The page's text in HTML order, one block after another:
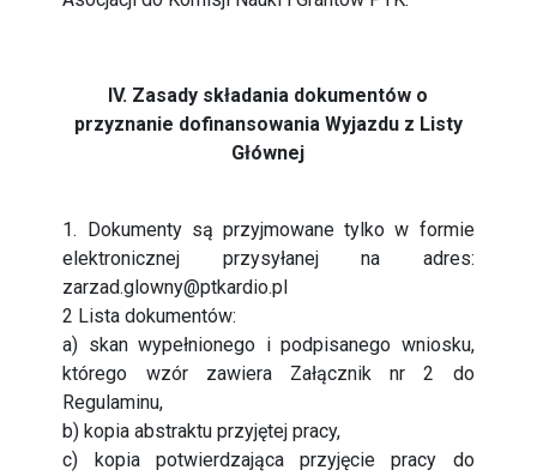
IV. Zasady składania dokumentów o
przyznanie dofinansowania Wyjazdu z Listy
Głównej
1. Dokumenty są przyjmowane tylko w formie
elektronicznej przysyłanej na adres:
zarzad.glowny@ptkardio.pl
2 Lista dokumentów:
a) skan wypełnionego i podpisanego wniosku,
którego wzór zawiera Załącznik nr 2 do
Regulaminu,
b) kopia abstraktu przyjętej pracy,
c) kopia potwierdzająca przyjęcie pracy do